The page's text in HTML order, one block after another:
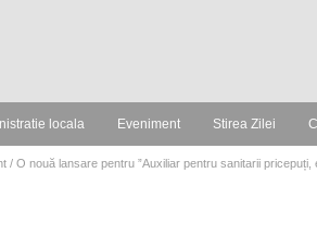
locala Eveniment Stirea Zilei
/ O nouă lansare pentru ”Auxiliar pentru sanitarii